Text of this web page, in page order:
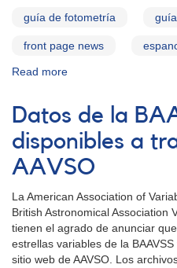
guía de fotometría
front page news
Read more
Fotometría
CCD
de
AAVSO
en
español
Datos de la
disponibles a
AAVSO
La American Association of
British Astronomical Association
tienen el agrado de anunciar
estrellas variables de la
sitio web de AAVSO. Los